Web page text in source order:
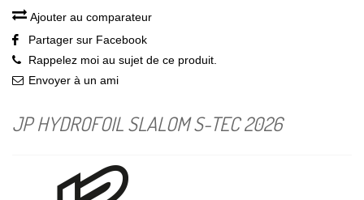
Ajouter au comparateur
Partager sur Facebook
Rappelez moi au sujet de ce produit.
Envoyer à un ami
JP HYDROFOIL SLALOM S-TEC 2026